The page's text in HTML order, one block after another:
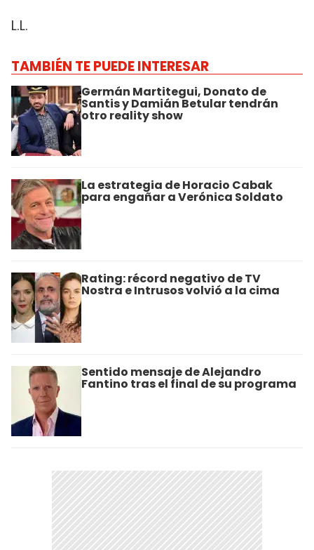
L.L.
TAMBIÉN TE PUEDE INTERESAR
Germán Martitegui, Donato de
Santis y Damián Betular tendrán
otro reality show
La estrategia de Horacio Cabak
para engañar a Verónica Soldato
Rating: récord negativo de TV
Nostra e Intrusos volvió a la cima
Sentido mensaje de Alejandro
Fantino tras el final de su programa